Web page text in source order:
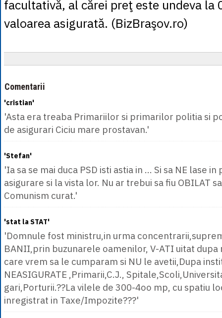
facultativă, al cărei preţ este undeva
valoarea asigurată. (BizBraşov.ro)
Comentarii
'cristian'
'Asta era treaba Primariilor si primarilor politia si
de asigurari Ciciu mare prostavan.'
'Stefan'
'Ia sa se mai duca PSD isti astia in ... Si sa NE lase in
asigurare si la vista lor. Nu ar trebui sa fiu OBILAT
Comunism curat.'
'stat la STAT'
'Domnule fost ministru,in urma
BANII,prin buzunarele oamenilor, V-ATI uitat dupa
care vrem sa le cumparam si NU le avetii,Dupa
NEASIGURATE ,Primarii,C.J.,
gari,Porturii.??La vilele de 300-4oo mp, cu spatiu
inregistrat in Taxe/Impozite???'